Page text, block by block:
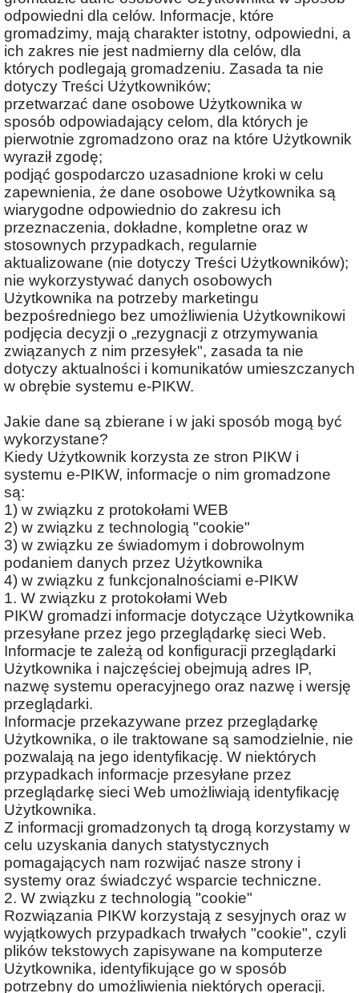
odpowiedni dla celów. Informacje, które
gromadzimy, mają charakter istotny, odpowiedni, a
ich zakres nie jest nadmierny dla celów, dla
których podlegają gromadzeniu. Zasada ta nie
dotyczy Treści Użytkowników;
przetwarzać dane osobowe Użytkownika w
sposób odpowiadający celom, dla których je
pierwotnie zgromadzono oraz na które Użytkownik
wyraził zgodę;
podjąć gospodarczo uzasadnione kroki w celu
zapewnienia, że dane osobowe Użytkownika są
wiarygodne odpowiednio do zakresu ich
przeznaczenia, dokładne, kompletne oraz w
stosownych przypadkach, regularnie
aktualizowane (nie dotyczy Treści Użytkowników);
nie wykorzystywać danych osobowych
Użytkownika na potrzeby marketingu
bezpośredniego bez umożliwienia Użytkownikowi
podjęcia decyzji o „rezygnacji z otrzymywania
związanych z nim przesyłek", zasada ta nie
dotyczy aktualności i komunikatów umieszczanych
w obrębie systemu e-PIKW.
Jakie dane są zbierane i w jaki sposób mogą być
wykorzystane?
Kiedy Użytkownik korzysta ze stron PIKW i
systemu e-PIKW, informacje o nim gromadzone
są:
1) w związku z protokołami WEB
2) w związku z technologią "cookie"
3) w związku ze świadomym i dobrowolnym
podaniem danych przez Użytkownika
4) w związku z funkcjonalnościami e-PIKW
1. W związku z protokołami Web
PIKW gromadzi informacje dotyczące Użytkownika
przesyłane przez jego przeglądarkę sieci Web.
Informacje te zależą od konfiguracji przeglądarki
Użytkownika i najczęściej obejmują adres IP,
nazwę systemu operacyjnego oraz nazwę i wersję
przeglądarki.
Informacje przekazywane przez przeglądarkę
Użytkownika, o ile traktowane są samodzielnie, nie
pozwalają na jego identyfikację. W niektórych
przypadkach informacje przesyłane przez
przeglądarkę sieci Web umożliwiają identyfikację
Użytkownika.
Z informacji gromadzonych tą drogą korzystamy w
celu uzyskania danych statystycznych
pomagających nam rozwijać nasze strony i
systemy oraz świadczyć wsparcie techniczne.
2. W związku z technologią "cookie"
Rozwiązania PIKW korzystają z sesyjnych oraz w
wyjątkowych przypadkach trwałych "cookie", czyli
plików tekstowych zapisywane na komputerze
Użytkownika, identyfikujące go w sposób
potrzebny do umożliwienia niektórych operacji.